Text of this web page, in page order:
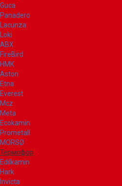
Guca
Panadero
Lacunza
Loki
ABX
FireBird
НМК
Aston
Etna
Everest
Mcz
Meta
Ecokamin
Prometall
MORSØ
Термофор
Edilkamin
Hark
Invicta